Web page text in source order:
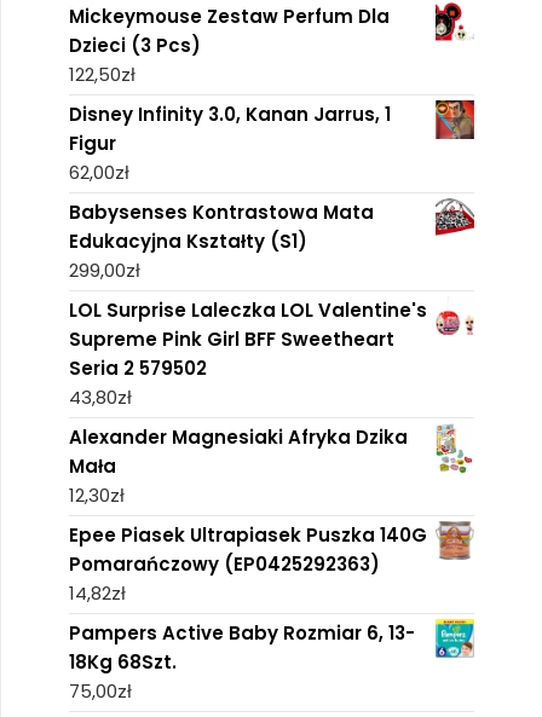
Mickeymouse Zestaw Perfum Dla
Dzieci (3 Pcs)
122,50zł
Disney Infinity 3.0, Kanan Jarrus, 1
Figur
62,00zł
Babysenses Kontrastowa Mata
Edukacyjna Kształty (S1)
299,00zł
LOL Surprise Laleczka LOL Valentine's
Supreme Pink Girl BFF Sweetheart
Seria 2 579502
43,80zł
Alexander Magnesiaki Afryka Dzika
Mała
12,30zł
Epee Piasek Ultrapiasek Puszka 140G
Pomarańczowy (EP0425292363)
14,82zł
Pampers Active Baby Rozmiar 6, 13-
18Kg 68Szt.
75,00zł